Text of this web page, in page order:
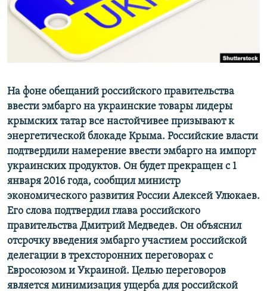
ПОБЕДИТЕЛЕЙ НЕ СУДЯТ?
КРЫМ.НЕПОКОРЕННЫЙ
ПРИСОЕДИНЯЙТЕСЬ!
Все сайты RFE/RL
На фоне обещаний российского правительства
ввести эмбарго на украинские товары лидеры
крымских татар все настойчивее призывают к
энергетической блокаде Крыма. Российские власти
подтвердили намерение ввести эмбарго на импорт
украинских продуктов. Он будет прекращен с 1
января 2016 года, сообщил министр
экономического развития России Алексей Улюкаев.
Его слова подтвердил глава российского
правительства Дмитрий Медведев. Он объяснил
отсрочку введения эмбарго участием российской
делегации в трехсторонних переговорах с
Евросоюзом и Украиной. Целью переговоров
является минимизация ущерба для российской